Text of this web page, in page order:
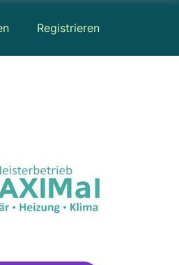
Registrieren